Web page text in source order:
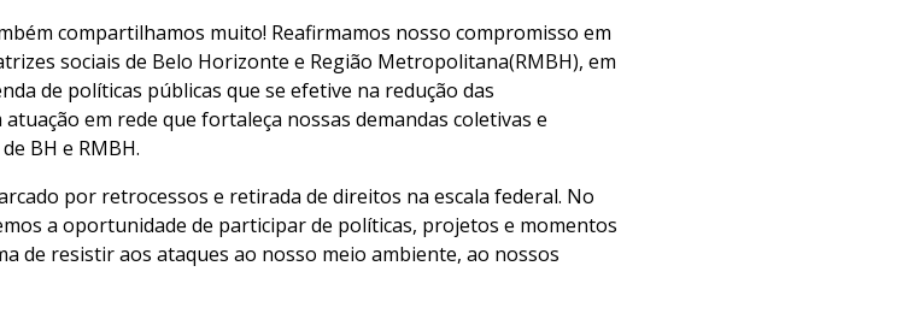
compartilhamos muito! Reafirmamos nosso compromisso em
sociais de Belo Horizonte e Região Metropolitana(RMBH), em
de políticas públicas que se efetive na redução das
em rede que fortaleça nossas demandas coletivas e
BH e RMBH.
por retrocessos e retirada de direitos na escala federal. No
a oportunidade de participar de políticas, projetos e momentos
de resistir aos ataques ao nosso meio ambiente, ao nossos